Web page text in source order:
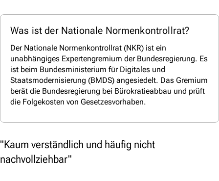
Was ist der Nationale Normenkontrollrat?
Der Nationale Normenkontrollrat (NKR) ist ein
unabhängiges Expertengremium der Bundesregierung. Es
ist beim Bundesministerium für Digitales und
Staatsmodernisierung (BMDS) angesiedelt. Das Gremium
berät die Bundesregierung bei Bürokratieabbau und prüft
die Folgekosten von Gesetzesvorhaben.
"Kaum verständlich und häufig nicht
nachvollziehbar"